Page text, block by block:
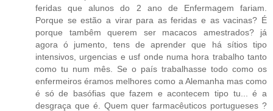
feridas que alunos do 2 ano de Enfermagem fariam.
Porque se estão a virar para as feridas e as vacinas? É
porque tambêm querem ser macacos amestrados? já
agora ó jumento, tens de aprender que há sítios tipo
intensivos, urgencias e usf onde numa hora trabalho tanto
como tu num mês. Se o país trabalhasse todo como os
enfermeiros éramos melhores como a Alemanha mas como
é só de basófias que fazem e acontecem tipo tu... é a
desgraça que é. Quem quer farmacêuticos portugueses ?